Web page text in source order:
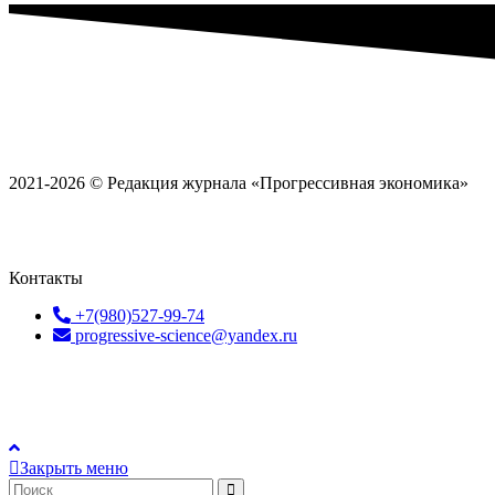
2021-2026 © Редакция журнала «Прогрессивная экономика»
Контакты
+7(980)527-99-74
progressive-science@yandex.ru
Закрыть меню